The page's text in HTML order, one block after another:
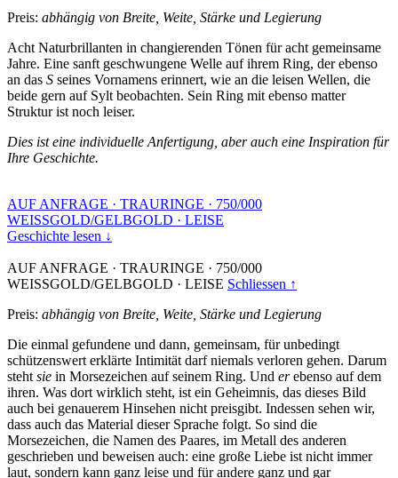
Preis: abhängig von Breite, Weite, Stärke und Legierung
Acht Naturbrillanten in changierenden Tönen für acht gemeinsame
Jahre. Eine sanft geschwungene Welle auf ihrem Ring, der ebenso
an das S seines Vornamens erinnert, wie an die leisen Wellen, die
beide gern auf Sylt beobachten. Sein Ring mit ebenso matter
Struktur ist noch leiser.
Dies ist eine individuelle Anfertigung, aber auch eine Inspiration für
Ihre Geschichte.
AUF ANFRAGE · TRAURINGE · 750/000
WEISSGOLD/GELBGOLD · LEISE
Geschichte lesen ↓
AUF ANFRAGE · TRAURINGE · 750/000
WEISSGOLD/GELBGOLD · LEISE Schliessen ↑
Preis: abhängig von Breite, Weite, Stärke und Legierung
Die einmal gefundene und dann, gemeinsam, für unbedingt
schützenswert erklärte Intimität darf niemals verloren gehen. Darum
steht sie in Morsezeichen auf seinem Ring. Und erebenso auf dem
ihren. Was dort wirklich steht, ist ein Geheimnis, das dieses Bild
auch bei genauerem Hinsehen nicht preisgibt. Indessen sehen wir,
dass auch das Material dieser Sprache folgt. So sind die
Morsezeichen, die Namen des Paares, im Metall des anderen
geschrieben und beweisen auch: eine große Liebe ist nicht immer
laut, sondern kann ganz leise und für andere ganz und gar